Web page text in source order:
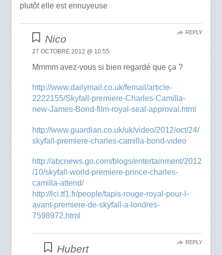
plutôt elle est ennuyeuse
Nico
27 OCTOBRE 2012 @ 10:55
Mmmm avez-vous si bien regardé que ça ?
http://www.dailymail.co.uk/femail/article-
2222155/Skyfall-premiere-Charles-Camilla-
new-James-Bond-film-royal-seal-approval.html
http://www.guardian.co.uk/uk/video/2012/oct/24/
skyfall-premiere-charles-camilla-bond-video
http://abcnews.go.com/blogs/entertainment/2012
/10/skyfall-world-premiere-prince-charles-
camilla-attend/
http://lci.tf1.fr/people/tapis-rouge-royal-pour-l-
avant-premiere-de-skyfall-a-londres-
7598972.html
REPLY
Hubert
REPLY